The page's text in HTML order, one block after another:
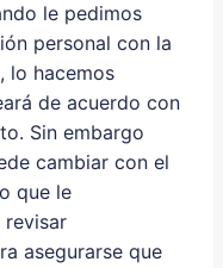
le pedimos
personal con la
lo hacemos
de acuerdo con
Sin embargo
cambiar con el
que le
revisar
asegurarse que